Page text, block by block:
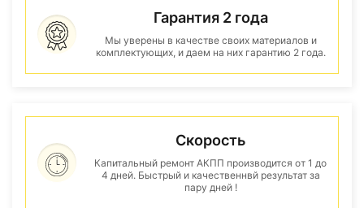
Гарантия 2 года
Мы уверены в качестве своих материалов и
комплектующих, и даем на них гарантию 2 года.
Скорость
Капитальный ремонт АКПП производится от 1 до
4 дней. Быстрый и качественнвй результат за
пару дней !